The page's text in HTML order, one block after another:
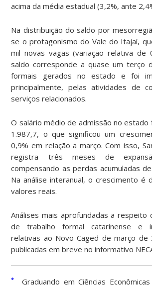
acima da média estadual (3,2%, ante
Na distribuição do saldo por
se o protagonismo do Vale do Itajaí,
mil novas vagas (variação relativa de
saldo corresponde a quase um terço
formais gerados no estado e foi
principalmente, pelas atividades de
serviços relacionados.
O salário médio de admissão no estado
1.987,7, o que significou um
0,9% em relação a março. Com isso,
registra três meses de
compensando as perdas acumuladas
Na análise interanual, o crescimento é
valores reais.
Análises mais aprofundadas a respeito
de trabalho formal catarinense e
relativas ao Novo Caged de março de
publicadas em breve no informativo
*
Graduando em Ciências